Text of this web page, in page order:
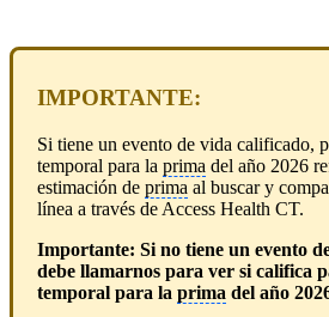
IMPORTANTE:
Si tiene un evento de vida calificado,
temporal para la prima del año 2026
estimación de prima al buscar y
línea a través de Access Health CT.
Importante: Si no tiene un evento
debe llamarnos para ver si califica
temporal para la prima del año